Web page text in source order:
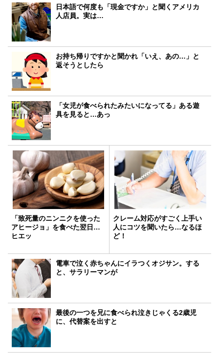
日本語で何度も「現金ですか」と聞くアメリカ
人店員。実は…
お持ち帰りですかと聞かれ「いえ、あの…」と
返そうとしたら
「女児が食べられたみたいになってる」ある遊
具を見ると…あっ
「致死量のニンニクを使った
アヒージョ」を食べた翌日…
ヒエッ
クレーム対応がすごく上手い
人にコツを聞いたら…なるほ
ど！
電車で泣く赤ちゃんにイラつくオジサン。する
と、サラリーマンが
最後の一つを兄に食べられ泣きじゃくる2歳児
に、代替案を出すと